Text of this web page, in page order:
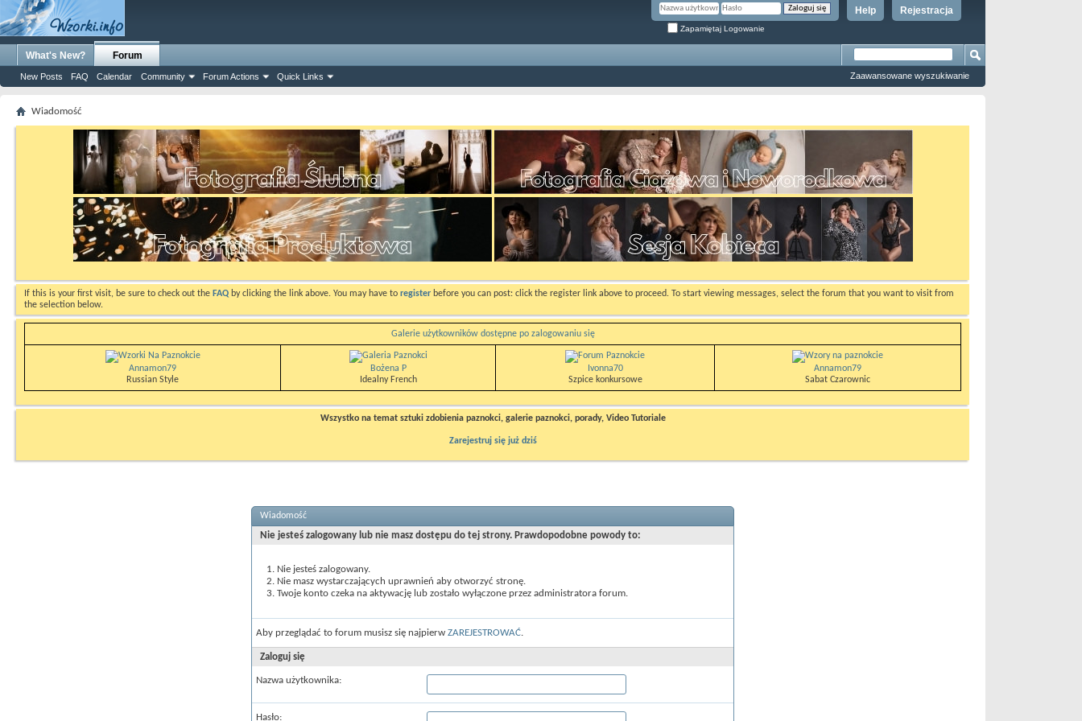
Rejestracja
Help
Zapamiętaj Logowanie
What's New? Forum
New Posts FAQ Calendar Community Forum Actions Quick Links Zaawansowane wyszukiwanie
Wiadomość
If this is your first visit, be sure to check out the FAQ by clicking the link above. You may have to register before you can post: click the register link above to proceed. To start viewing messages, select the forum that you want to visit from
the selection below.
Galerie użytkowników dostępne po zalogowaniu się
Annamon79
Russian Style
Bożena P
Idealny French
Ivonna70
Szpice konkursowe
Annamon79
Sabat Czarownic
Wszystko na temat sztuki zdobienia paznokci, galerie paznokci, porady, Video Tutoriale
Zarejestruj się już dziś
Wiadomość
Nie jesteś zalogowany lub nie masz dostępu do tej strony. Prawdopodobne powody to:
Nie jesteś zalogowany.
Nie masz wystarczających uprawnień aby otworzyć stronę.
Twoje konto czeka na aktywację lub zostało wyłączone przez administratora forum.
Aby przeglądać to forum musisz się najpierw ZAREJESTROWAĆ.
Zaloguj się
Nazwa użytkownika:
Hasło: